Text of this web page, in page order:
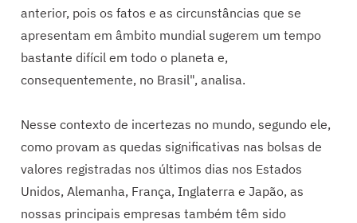
anterior, pois os fatos e as circunstâncias que se
apresentam em âmbito mundial sugerem um tempo
bastante difícil em todo o planeta e,
consequentemente, no Brasil", analisa.
Nesse contexto de incertezas no mundo, segundo ele,
como provam as quedas significativas nas bolsas de
valores registradas nos últimos dias nos Estados
Unidos, Alemanha, França, Inglaterra e Japão, as
nossas principais empresas também têm sido